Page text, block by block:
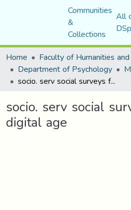
Communities
&
Collections
All
Home
Department of Psychology
socio. serv social surveys for the digital age
socio. serv social
digital age